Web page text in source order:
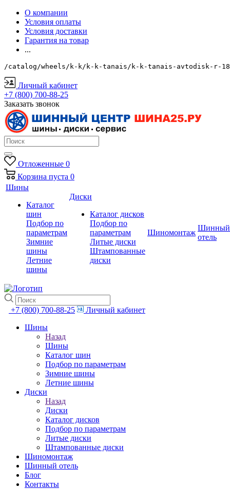
О компании
Условия оплаты
Условия доставки
Гарантия на товар
...
/catalog/wheels/k-k/k-k-tanais/k-k-tanais-avtodisk-r-
Личный кабинет
+7 (800) 700-88-25
Заказать звонок
Отложенные 0
Корзина пуста 0
Шины
Каталог
шин
Подбор по
параметрам
Зимние
шины
Летние
шины
Диски
Каталог дисков
Подбор по
параметрам
Литые диски
Штампованные
диски
Шиномонтаж
Шинный
отель
+7 (800) 700-88-25
Личный кабинет
Шины
Назад
Шины
Каталог шин
Подбор по параметрам
Зимние шины
Летние шины
Диски
Назад
Диски
Каталог дисков
Подбор по параметрам
Литые диски
Штампованные диски
Шиномонтаж
Шинный отель
Блог
Контакты